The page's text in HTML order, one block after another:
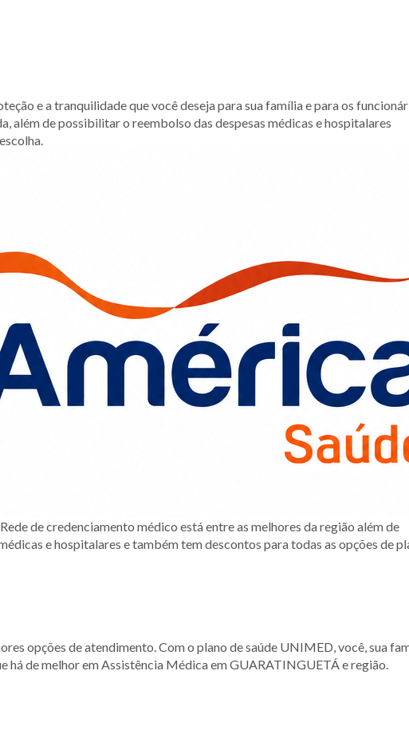
e a tranquilidade que você deseja para sua família e para os
além de possibilitar o reembolso das despesas médicas e hospitalares
de credenciamento médico está entre as melhores da região além de
e hospitalares e também tem descontos para todas as opções de
opções de atendimento. Com o plano de saúde UNIMED, você, sua
há de melhor em Assistência Médica em GUARATINGUETÁ e região.